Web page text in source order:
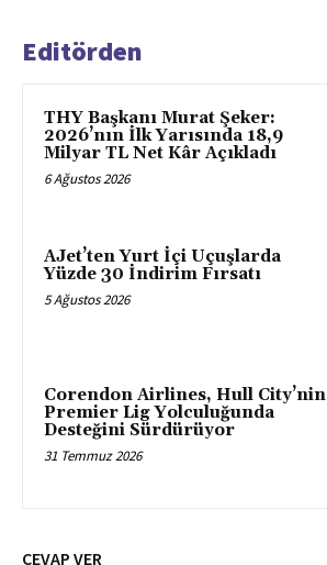
Editörden
THY Başkanı Murat Şeker:
2026’nın İlk Yarısında 18,9
Milyar TL Net Kâr Açıkladı
6 Ağustos 2026
AJet’ten Yurt İçi Uçuşlarda
Yüzde 30 İndirim Fırsatı
5 Ağustos 2026
Corendon Airlines, Hull City’nin
Premier Lig Yolculuğunda
Desteğini Sürdürüyor
31 Temmuz 2026
CEVAP VER